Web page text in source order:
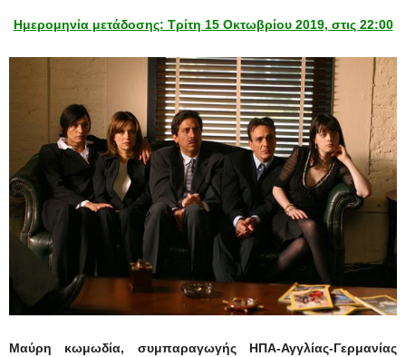
Ημερομηνία μετάδοσης: Τρίτη 15 Οκτωβρίου 2019, στις 22:00
Μαύρη κωμωδία, συμπαραγωγής ΗΠΑ-Αγγλίας-Γερμανίας